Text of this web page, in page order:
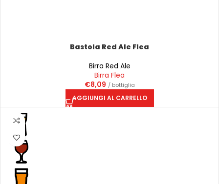
Bastola Red Ale Flea
Birra Red Ale
Birra Flea
€8,09 / bottiglia
AGGIUNGI AL CARRELLO